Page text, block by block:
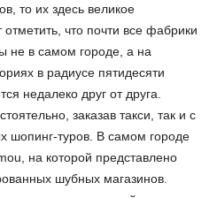
то их здесь великое
что почти все фабрики
не в самом городе, а на
в радиусе пятидесяти
недалеко друг от друга.
заказав такси, так и с
шопинг-туров. В самом городе
на которой представлено
шубных магазинов.